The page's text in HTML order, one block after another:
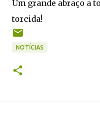
Um grande abraço a
torcida!
NOTÍCIAS